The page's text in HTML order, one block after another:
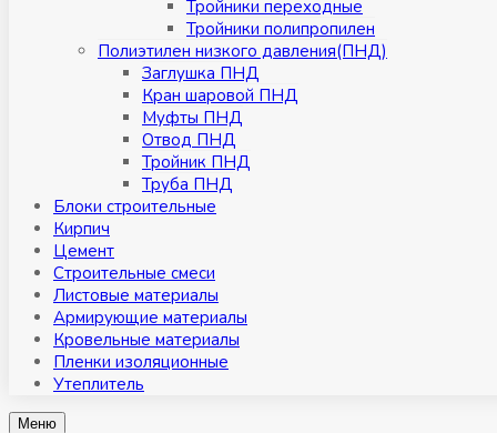
Тройники переходные
Тройники полипропилен
Полиэтилен низкого давления(ПНД)
Заглушка ПНД
Кран шаровой ПНД
Муфты ПНД
Отвод ПНД
Тройник ПНД
Труба ПНД
Блоки строительные
Кирпич
Цемент
Строительные смеси
Листовые материалы
Армирующие материалы
Кровельные материалы
Пленки изоляционные
Утеплитель
Меню